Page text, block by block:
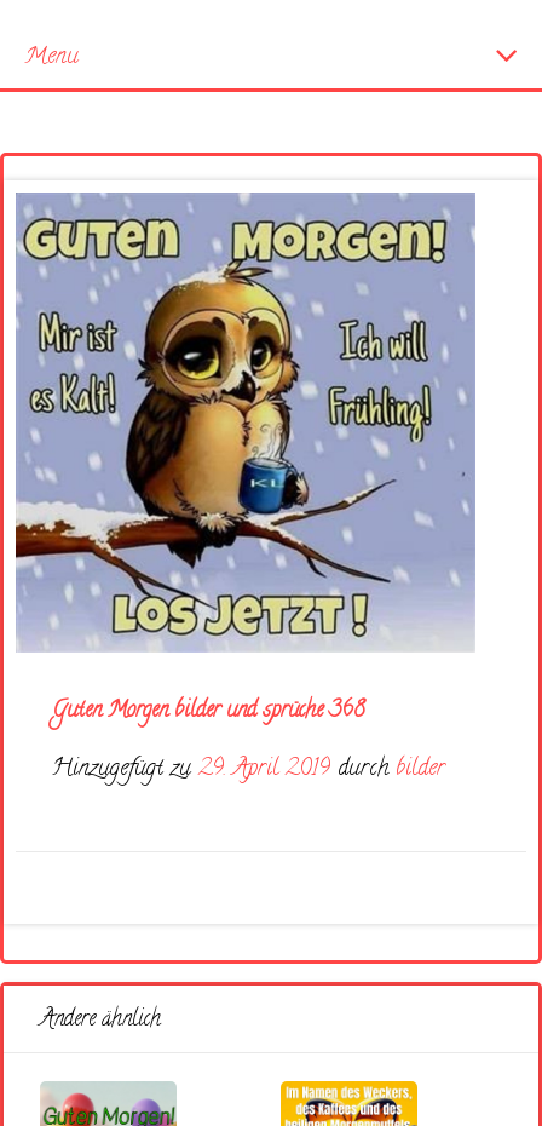
Menu
Guten Morgen bilder und sprüche 368
Hinzugefügt zu29. April 2019 durch bilder
Andere ähnlich